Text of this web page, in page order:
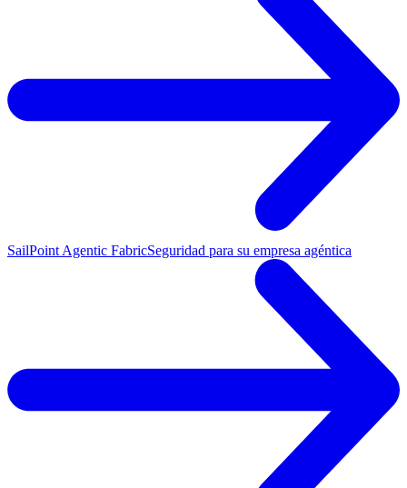
SailPoint Agentic FabricSeguridad para su empresa agéntica